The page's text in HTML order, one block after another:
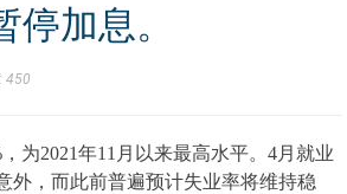
加息。
450
为2021年11月以来最高水平。4月就业
外，而此前普遍预计失业率将维持稳